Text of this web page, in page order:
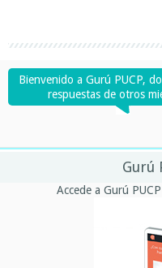
Bienvenido a Gurú PUCP,
respuestas de otros
Gurú
Accede a Gurú